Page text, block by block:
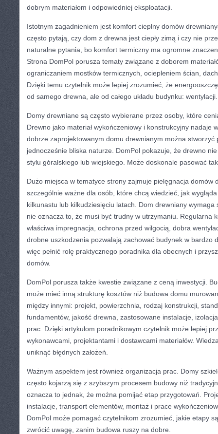
dobrym materiałom i odpowiedniej eksploatacji.
Istotnym zagadnieniem jest komfort cieplny domów
często pytają, czy dom z drewna jest ciepły zimą i czy nie
naturalne pytania, bo komfort termiczny ma ogromne
Strona DomPol porusza tematy związane z doborem
ograniczaniem mostków termicznych, ociepleniem ścian,
Dzięki temu czytelnik może lepiej zrozumieć, że
od samego drewna, ale od całego układu budynku: wentylacji.
Domy drewniane są często wybierane przez osoby, które
Drewno jako materiał wykończeniowy i konstrukcyjny nadaje
dobrze zaprojektowanym domu drewnianym można stworzyć
jednocześnie bliska naturze. DomPol pokazuje, że drewno
stylu góralskiego lub wiejskiego. Może doskonale pasować
Dużo miejsca w tematyce strony zajmuje pielęgnacja domów
szczególnie ważne dla osób, które chcą wiedzieć, jak
kilkunastu lub kilkudziesięciu latach. Dom drewniany
nie oznacza to, że musi być trudny w utrzymaniu. Regularna
właściwa impregnacja, ochrona przed wilgocią, dobra
drobne uszkodzenia pozwalają zachować budynek w bardzo
więc pełnić rolę praktycznego poradnika dla obecnych i
domów.
DomPol porusza także kwestie związane z ceną inwestycji.
może mieć inną strukturę kosztów niż budowa domu
między innymi: projekt, powierzchnia, rodzaj konstrukcji,
fundamentów, jakość drewna, zastosowane instalacje,
prac. Dzięki artykułom poradnikowym czytelnik może lepiej
wykonawcami, projektantami i dostawcami materiałów.
uniknąć błędnych założeń.
Ważnym aspektem jest również organizacja prac. Domy
często kojarzą się z szybszym procesem budowy niż
oznacza to jednak, że można pomijać etap przygotowań.
instalacje, transport elementów, montaż i prace
DomPol może pomagać czytelnikom zrozumieć, jakie etapy
zwrócić uwagę, zanim budowa ruszy na dobre.